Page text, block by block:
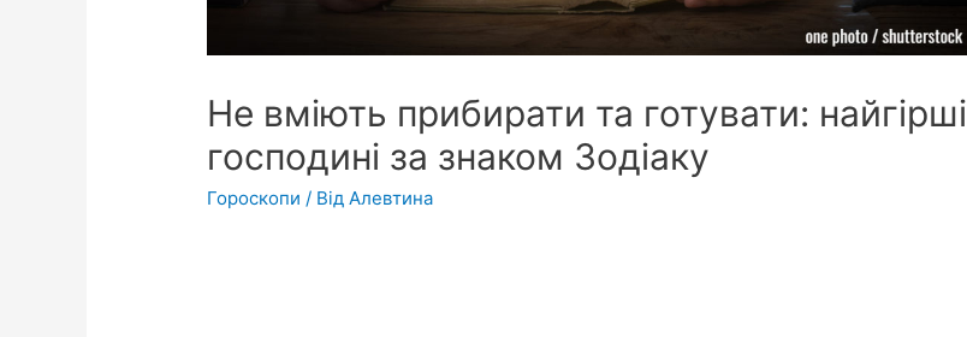
Не вміють прибирати та готувати: найгірші
господині за знаком Зодіаку
Гороскопи / ВідАлевтина